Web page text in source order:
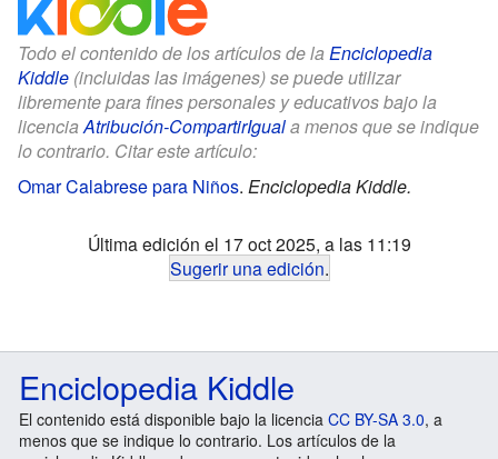
Todo el contenido de los artículos de la Enciclopedia
Kiddle (incluidas las imágenes) se puede utilizar
libremente para fines personales y educativos bajo la
licenciaAtribución-CompartirIguala menos que se indique
lo contrario. Citar este artículo:
Omar Calabrese para Niños. Enciclopedia Kiddle.
Última edición el 17 oct 2025, a las 11:19
Sugerir una edición.
Enciclopedia Kiddle
El contenido está disponible bajo la licencia CC BY-SA 3.0, a
menos que se indique lo contrario. Los artículos de la